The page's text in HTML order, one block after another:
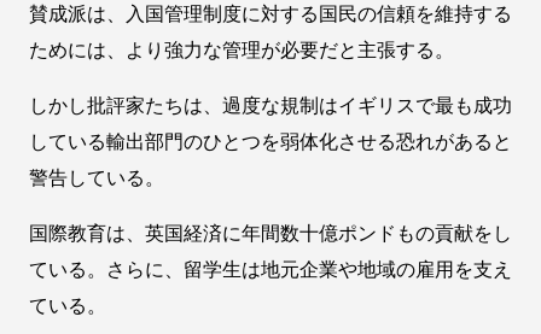
賛成派は、入国管理制度に対する国民の信頼を維持する
ためには、より強力な管理が必要だと主張する。
しかし批評家たちは、過度な規制はイギリスで最も成功
している輸出部門のひとつを弱体化させる恐れがあると
警告している。
国際教育は、英国経済に年間数十億ポンドもの貢献をし
ている。さらに、留学生は地元企業や地域の雇用を支え
ている。